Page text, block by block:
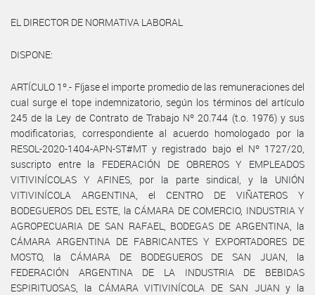
EL DIRECTOR DE NORMATIVA LABORAL
DISPONE:
ARTÍCULO 1º.- Fíjase el importe promedio de las remuneraciones del
cual surge el tope indemnizatorio, según los términos del artículo
245 de la Ley de Contrato de Trabajo Nº 20.744 (t.o. 1976) y sus
modificatorias, correspondiente al acuerdo homologado por la
RESOL-2020-1404-APN-ST#MT y registrado bajo el Nº 1727/20,
suscripto entre la FEDERACIÓN DE OBREROS Y EMPLEADOS
VITIVINÍCOLAS Y AFINES, por la parte sindical, y la UNIÓN
VITIVINÍCOLA ARGENTINA, el CENTRO DE VIÑATEROS Y
BODEGUEROS DEL ESTE, la CÁMARA DE COMERCIO, INDUSTRIA Y
AGROPECUARIA DE SAN RAFAEL, BODEGAS DE ARGENTINA, la
CÁMARA ARGENTINA DE FABRICANTES Y EXPORTADORES DE
MOSTO, la CÁMARA DE BODEGUEROS DE SAN JUAN, la
FEDERACIÓN ARGENTINA DE LA INDUSTRIA DE BEBIDAS
ESPIRITUOSAS, la CÁMARA VITIVINÍCOLA DE SAN JUAN y la